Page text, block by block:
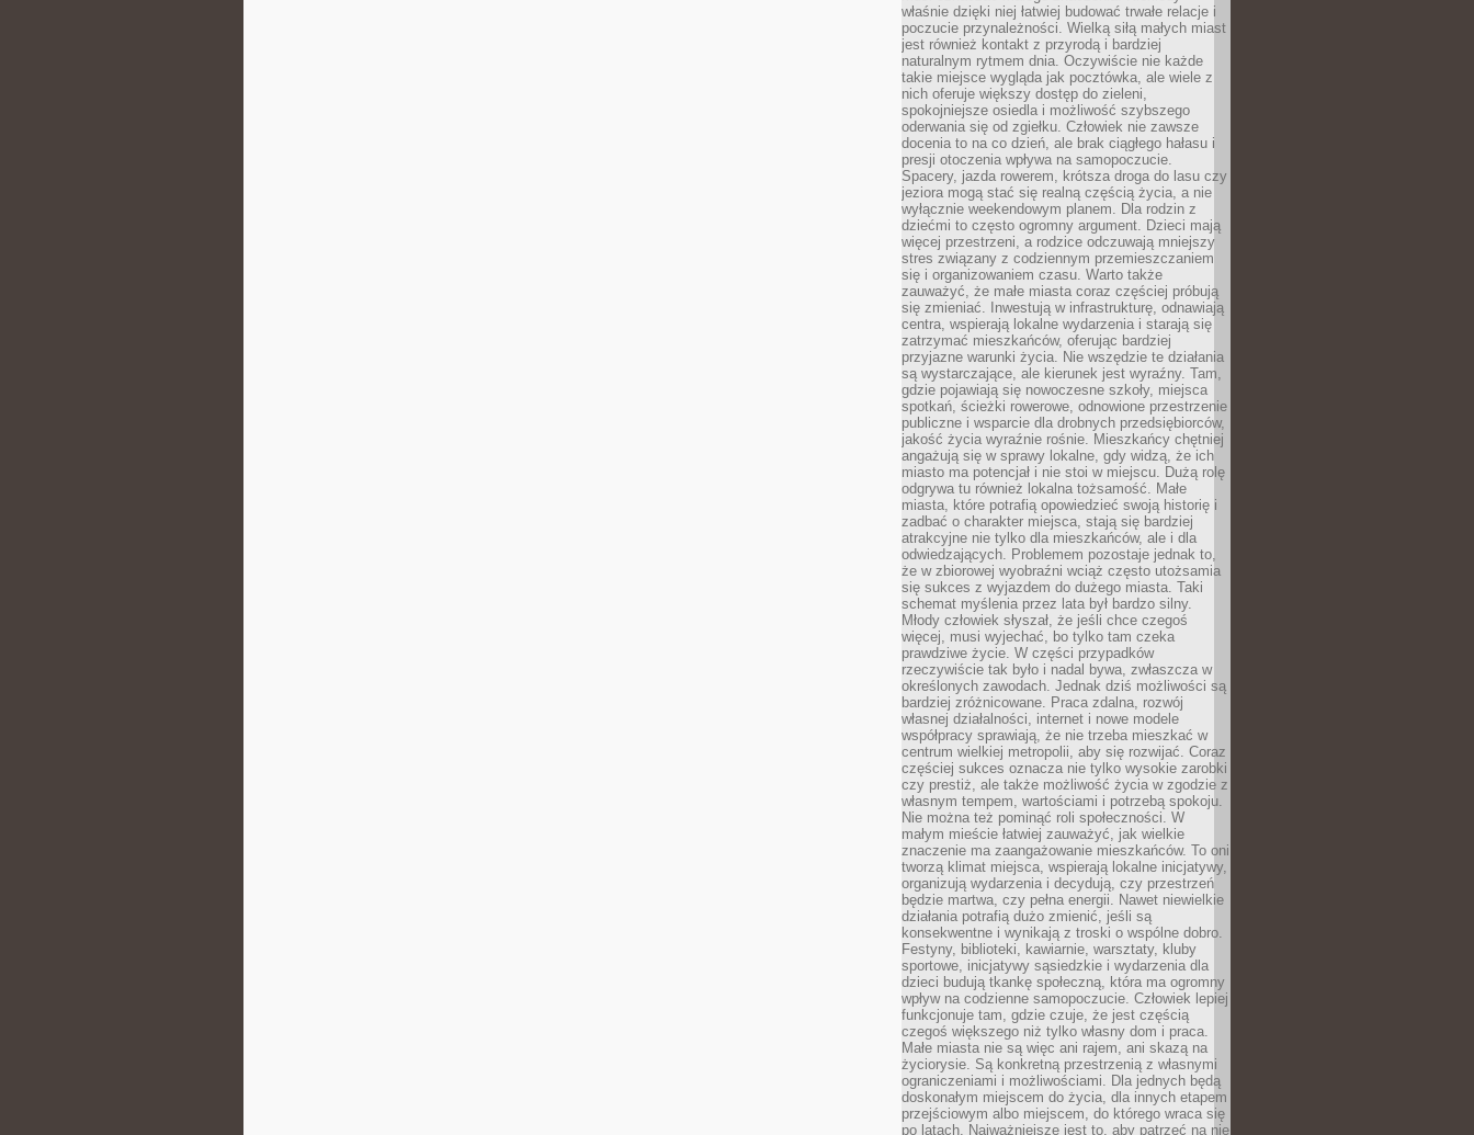
właśnie dzięki niej łatwiej budować trwałe relacje i
poczucie przynależności. Wielką siłą małych miast
jest również kontakt z przyrodą i bardziej
naturalnym rytmem dnia. Oczywiście nie każde
takie miejsce wygląda jak pocztówka, ale wiele z
nich oferuje większy dostęp do zieleni,
spokojniejsze osiedla i możliwość szybszego
oderwania się od zgiełku. Człowiek nie zawsze
docenia to na co dzień, ale brak ciągłego hałasu i
presji otoczenia wpływa na samopoczucie.
Spacery, jazda rowerem, krótsza droga do lasu czy
jeziora mogą stać się realną częścią życia, a nie
wyłącznie weekendowym planem. Dla rodzin z
dziećmi to często ogromny argument. Dzieci mają
więcej przestrzeni, a rodzice odczuwają mniejszy
stres związany z codziennym przemieszczaniem
się i organizowaniem czasu. Warto także
zauważyć, że małe miasta coraz częściej próbują
się zmieniać. Inwestują w infrastrukturę, odnawiają
centra, wspierają lokalne wydarzenia i starają się
zatrzymać mieszkańców, oferując bardziej
przyjazne warunki życia. Nie wszędzie te działania
są wystarczające, ale kierunek jest wyraźny. Tam,
gdzie pojawiają się nowoczesne szkoły, miejsca
spotkań, ścieżki rowerowe, odnowione przestrzenie
publiczne i wsparcie dla drobnych przedsiębiorców,
jakość życia wyraźnie rośnie. Mieszkańcy chętniej
angażują się w sprawy lokalne, gdy widzą, że ich
miasto ma potencjał i nie stoi w miejscu. Dużą rolę
odgrywa tu również lokalna tożsamość. Małe
miasta, które potrafią opowiedzieć swoją historię i
zadbać o charakter miejsca, stają się bardziej
atrakcyjne nie tylko dla mieszkańców, ale i dla
odwiedzających. Problemem pozostaje jednak to,
że w zbiorowej wyobraźni wciąż często utożsamia
się sukces z wyjazdem do dużego miasta. Taki
schemat myślenia przez lata był bardzo silny.
Młody człowiek słyszał, że jeśli chce czegoś
więcej, musi wyjechać, bo tylko tam czeka
prawdziwe życie. W części przypadków
rzeczywiście tak było i nadal bywa, zwłaszcza w
określonych zawodach. Jednak dziś możliwości są
bardziej zróżnicowane. Praca zdalna, rozwój
własnej działalności, internet i nowe modele
współpracy sprawiają, że nie trzeba mieszkać w
centrum wielkiej metropolii, aby się rozwijać. Coraz
częściej sukces oznacza nie tylko wysokie zarobki
czy prestiż, ale także możliwość życia w zgodzie z
własnym tempem, wartościami i potrzebą spokoju.
Nie można też pominąć roli społeczności. W
małym mieście łatwiej zauważyć, jak wielkie
znaczenie ma zaangażowanie mieszkańców. To oni
tworzą klimat miejsca, wspierają lokalne inicjatywy,
organizują wydarzenia i decydują, czy przestrzeń
będzie martwa, czy pełna energii. Nawet niewielkie
działania potrafią dużo zmienić, jeśli są
konsekwentne i wynikają z troski o wspólne dobro.
Festyny, biblioteki, kawiarnie, warsztaty, kluby
sportowe, inicjatywy sąsiedzkie i wydarzenia dla
dzieci budują tkankę społeczną, która ma ogromny
wpływ na codzienne samopoczucie. Człowiek lepiej
funkcjonuje tam, gdzie czuje, że jest częścią
czegoś większego niż tylko własny dom i praca.
Małe miasta nie są więc ani rajem, ani skazą na
życiorysie. Są konkretną przestrzenią z własnymi
ograniczeniami i możliwościami. Dla jednych będą
doskonałym miejscem do życia, dla innych etapem
przejściowym albo miejscem, do którego wraca się
po latach. Najważniejsze jest to, aby patrzeć na nie